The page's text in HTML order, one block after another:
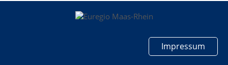
Impressum